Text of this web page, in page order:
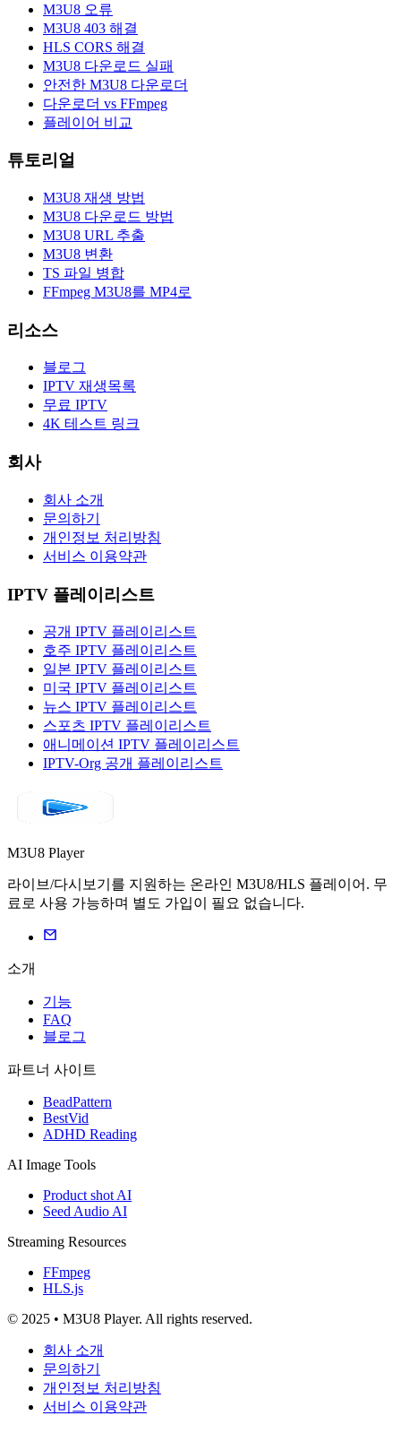
M3U8 오류
M3U8 403 해결
HLS CORS 해결
M3U8 다운로드 실패
안전한 M3U8 다운로더
다운로더 vs FFmpeg
플레이어 비교
튜토리얼
M3U8 재생 방법
M3U8 다운로드 방법
M3U8 URL 추출
M3U8 변환
TS 파일 병합
FFmpeg M3U8를 MP4로
리소스
블로그
IPTV 재생목록
무료 IPTV
4K 테스트 링크
회사
회사 소개
문의하기
개인정보 처리방침
서비스 이용약관
IPTV 플레이리스트
공개 IPTV 플레이리스트
호주 IPTV 플레이리스트
일본 IPTV 플레이리스트
미국 IPTV 플레이리스트
뉴스 IPTV 플레이리스트
스포츠 IPTV 플레이리스트
애니메이션 IPTV 플레이리스트
IPTV-Org 공개 플레이리스트
M3U8 Player
라이브/다시보기를 지원하는 온라인 M3U8/HLS 플레이어. 무
료로 사용 가능하며 별도 가입이 필요 없습니다.
소개
기능
FAQ
블로그
파트너 사이트
BeadPattern
BestVid
ADHD Reading
AI Image Tools
Product shot AI
Seed Audio AI
Streaming Resources
FFmpeg
HLS.js
© 2025 • M3U8 Player. All rights reserved.
회사 소개
문의하기
개인정보 처리방침
서비스 이용약관